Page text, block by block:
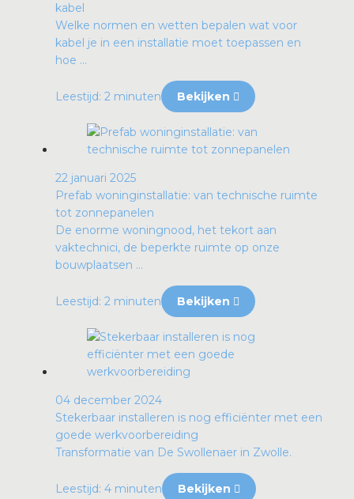
kabel
Welke normen en wetten bepalen wat voor
kabel je in een installatie moet toepassen en
hoe ...
Leestijd: 2 minuten Bekijken
22 januari 2025
Prefab woninginstallatie: van technische ruimte
tot zonnepanelen
De enorme woningnood, het tekort aan
vaktechnici, de beperkte ruimte op onze
bouwplaatsen ...
Leestijd: 2 minuten Bekijken
04 december 2024
Stekerbaar installeren is nog efficiënter met een
goede werkvoorbereiding
Transformatie van De Swollenaer in Zwolle.
Leestijd: 4 minuten Bekijken